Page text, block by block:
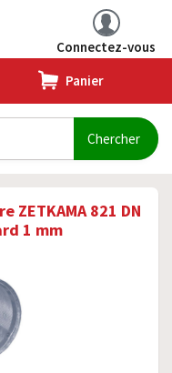
Connectez-vous
Panier
ZETKAMA 821 DN
1 mm